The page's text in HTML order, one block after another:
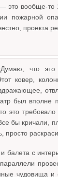
это вообще-то
пожарной
проекта
что это
ковер,
был вполне
это
бы кричали,
просто
балета с
чудовища